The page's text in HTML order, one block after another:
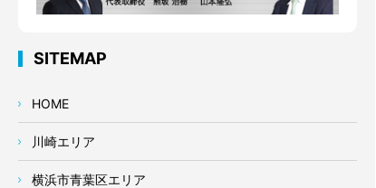
SITEMAP
HOME
川崎エリア
横浜市青葉区エリア